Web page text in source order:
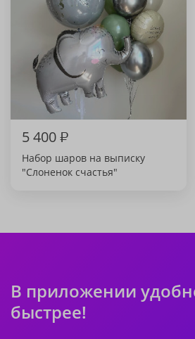
5 400₽
Набор шаров на выписку
"Слоненок счастья"
В приложении
быстрее!